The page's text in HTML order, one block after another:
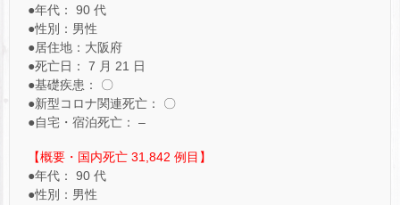
●年代： 90 代
●性別：男性
●居住地：大阪府
●死亡日： 7 月 21 日
●基礎疾患： 〇
●新型コロナ関連死亡： 〇
●自宅・宿泊死亡： –
【概要・国内死亡 31,842 例目】
●年代： 90 代
●性別：男性